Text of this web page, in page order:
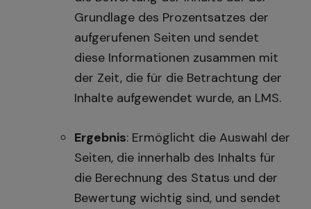
Grundlage des Prozentsatzes der
aufgerufenen Seiten und sendet
diese Informationen zusammen mit
der Zeit, die für die Betrachtung der
Inhalte aufgewendet wurde, an LMS.
Ergebnis: Ermöglicht die Auswahl der
Seiten, die innerhalb des Inhalts für
die Berechnung des Status und der
Bewertung wichtig sind, und sendet